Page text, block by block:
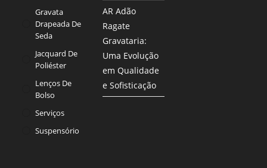
Gravata
Drapeada De
Seda
Jacquard De
Poliéster
Lenços De
Bolso
Serviços
Suspensório
AR Adão
Ragate
Gravataria:
Uma Evolução
em Qualidade
e Sofisticação